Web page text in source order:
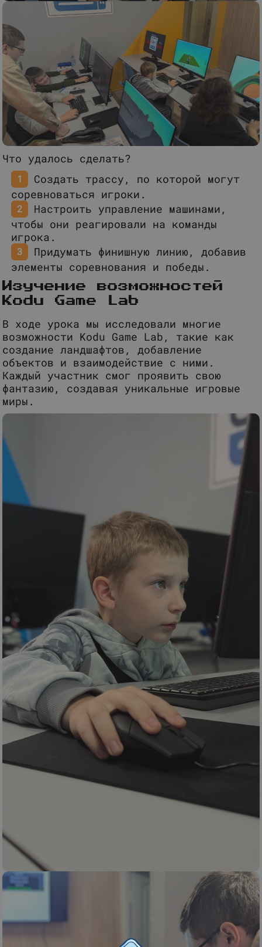
Что удалось сделать?
Создать трассу, по которой могут
соревноваться игроки.
Настроить управление машинами,
чтобы они реагировали на команды
игрока.
Придумать финишную линию, добавив
элементы соревнования и победы.
Изучение возможностей
Kodu Game Lab
В ходе урока мы исследовали многие
возможности Kodu Game Lab, такие как
создание ландшафтов, добавление
объектов и взаимодействие с ними.
Каждый участник смог проявить свою
фантазию, создавая уникальные игровые
миры.